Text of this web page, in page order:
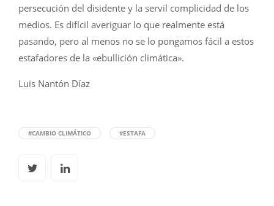
persecución del disidente y la servil complicidad de los
medios. Es difícil averiguar lo que realmente está
pasando, pero al menos no se lo pongamos fácil a estos
estafadores de la «ebullición climática».
Luis Nantón Díaz
#CAMBIO CLIMÁTICO #ESTAFA